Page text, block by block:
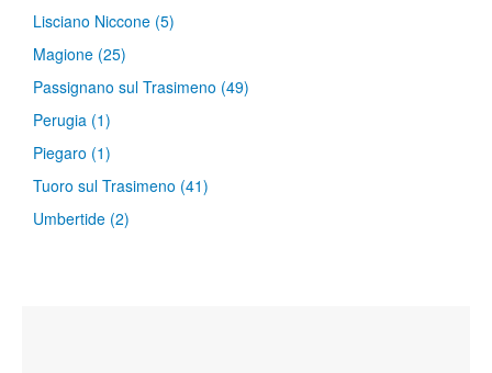
Lisciano Niccone (5)
Magione (25)
Passignano sul Trasimeno (49)
Perugia (1)
Piegaro (1)
Tuoro sul Trasimeno (41)
Umbertide (2)